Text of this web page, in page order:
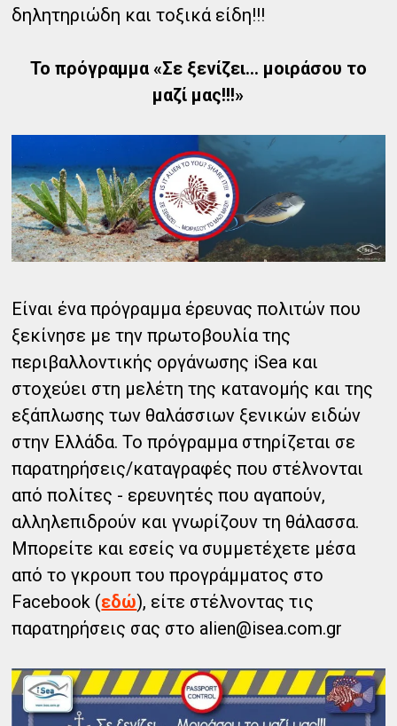
δηλητηριώδη και τοξικά είδη!!!
Το πρόγραμμα «Σε ξενίζει… μοιράσου το
μαζί μας!!!»
Είναι ένα πρόγραμμα έρευνας πολιτών που
ξεκίνησε με την πρωτοβουλία της
περιβαλλοντικής οργάνωσης iSea και
στοχεύει στη μελέτη της κατανομής και της
εξάπλωσης των θαλάσσιων ξενικών ειδών
στην Ελλάδα. Το πρόγραμμα στηρίζεται σε
παρατηρήσεις/καταγραφές που στέλνονται
από πολίτες - ερευνητές που αγαπούν,
αλληλεπιδρούν και γνωρίζουν τη θάλασσα.
Μπορείτε και εσείς να συμμετέχετε μέσα
από το γκρουπ του προγράμματος στο
Facebook (εδώ), είτε στέλνοντας τις
παρατηρήσεις σας στο alien@isea.com.gr